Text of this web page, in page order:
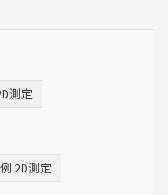
測定
2D測定